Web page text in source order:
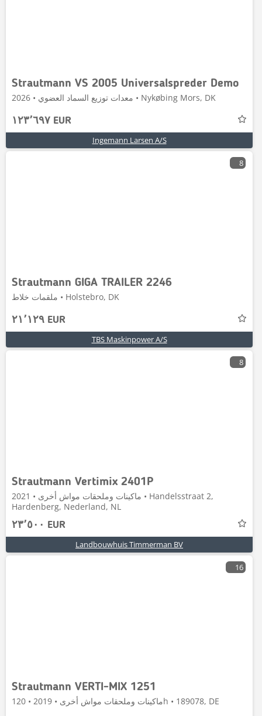
Strautmann VS 2005 Universalspreder Demo
معدات توزيع السماد العضوي • 2026 • Nykøbing Mors, DK
١٢٣٬٦٩٧ EUR
Ingemann Larsen A/S
8
Strautmann GIGA TRAILER 2246
ملقمات خلاط • Holstebro, DK
٢١٬١٢٩ EUR
TBS Maskinpower A/S
8
Strautmann Vertimix 2401P
ماكينات وملحقات مواش أخرى • 2021 • Handelsstraat 2,
Hardenberg, Nederland, NL
٢٣٬٥٠٠ EUR
Landbouwhuis Timmerman BV
16
Strautmann VERTI-MIX 1251
ماكينات وملحقات مواش أخرى • 2019 • 120h • 189078, DE